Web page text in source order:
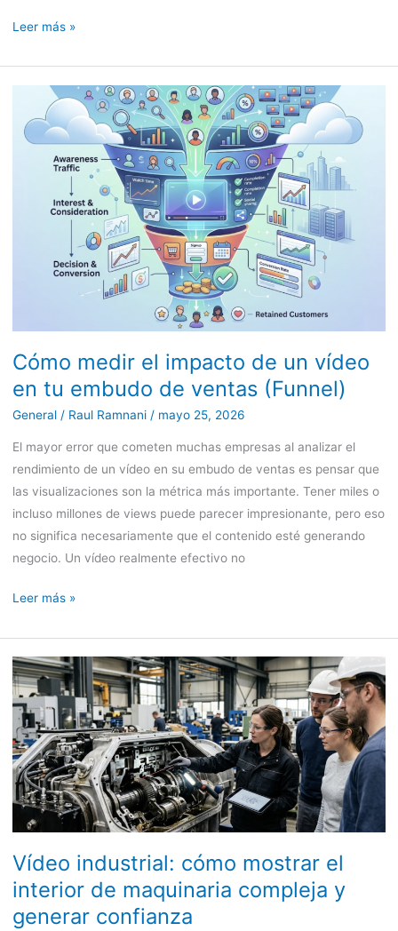
Leer más »
Cómo medir el impacto de un vídeo
en tu embudo de ventas (Funnel)
General/ Raul Ramnani / mayo 25, 2026
El mayor error que cometen muchas empresas al analizar el
rendimiento de un vídeo en su embudo de ventas es pensar que
las visualizaciones son la métrica más importante. Tener miles o
incluso millones de views puede parecer impresionante, pero eso
no significa necesariamente que el contenido esté generando
negocio. Un vídeo realmente efectivo no
medir
impacto
(Funnel)
Leer más »
Vídeo industrial: cómo mostrar el
interior de maquinaria compleja y
generar confianza
Vídeo
industrial:
cómo
mostrar
el
interior
de
maquinaria
y
generar
confianza